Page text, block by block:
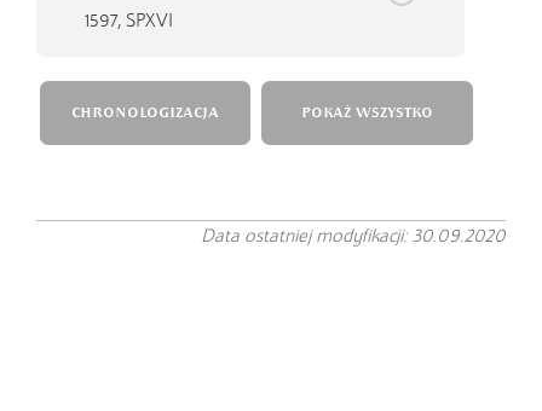
1597, SPXVI
CHRONOLOGIZACJA POKAŻ WSZYSTKO
Data ostatniej modyfikacji: 30.09.2020